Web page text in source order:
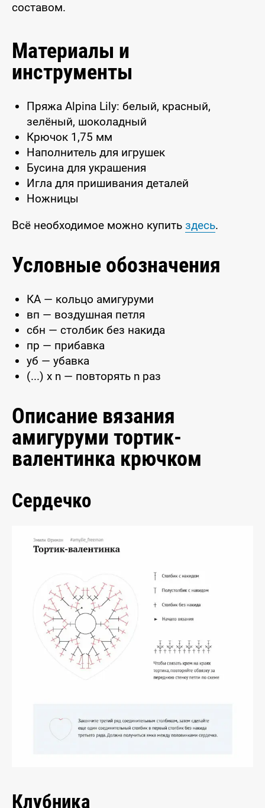
составом.
Материалы и
инструменты
Пряжа Alpina Lily: белый, красный,
зелёный, шоколадный
Крючок 1,75 мм
Наполнитель для игрушек
Бусина для украшения
Игла для пришивания деталей
Ножницы
Всё необходимое можно купить здесь.
Условные обозначения
КА — кольцо амигуруми
вп — воздушная петля
сбн — столбик без накида
пр — прибавка
уб — убавка
(...) x n — повторять n раз
Описание вязания
амигуруми тортик-
валентинка крючком
Сердечко
Клубника